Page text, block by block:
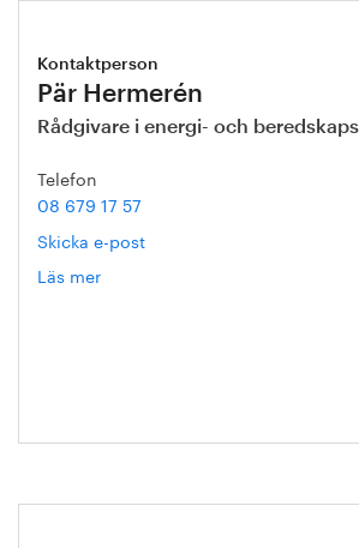
Kontaktperson
Pär Hermerén
Rådgivare i energi- och
Telefon
08 679 17 57
Skicka e-post
Läs mer